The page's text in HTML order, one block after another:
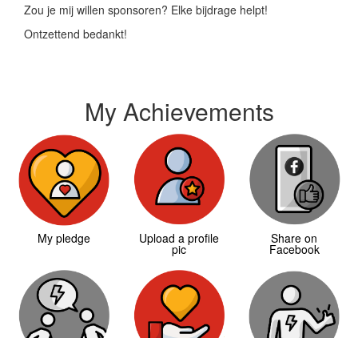
Zou je mij willen sponsoren? Elke bijdrage helpt!
Ontzettend bedankt!
My Achievements
My pledge Upload a profile
pic
Share on
Facebook